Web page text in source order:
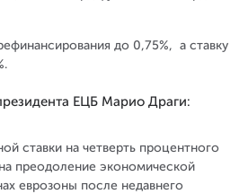
до 0,75%, а ставку
ЕЦБ Марио Драги:
ставки на четверть процентного
преодоление экономической
еврозоны после недавнего